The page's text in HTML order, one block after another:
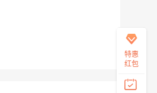
特惠
红包
接
说
出
您